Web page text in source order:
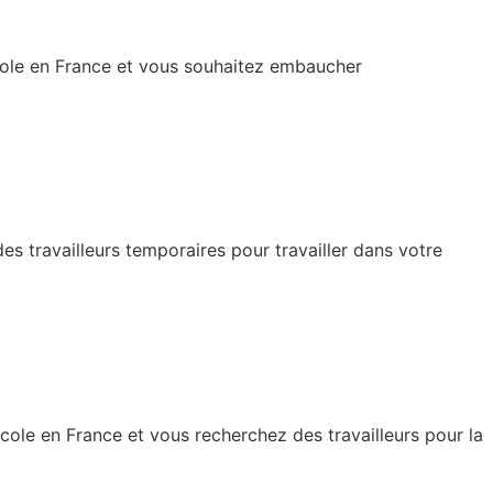
en France et vous souhaitez embaucher
travailleurs temporaires pour travailler dans votre
en France et vous recherchez des travailleurs pour la